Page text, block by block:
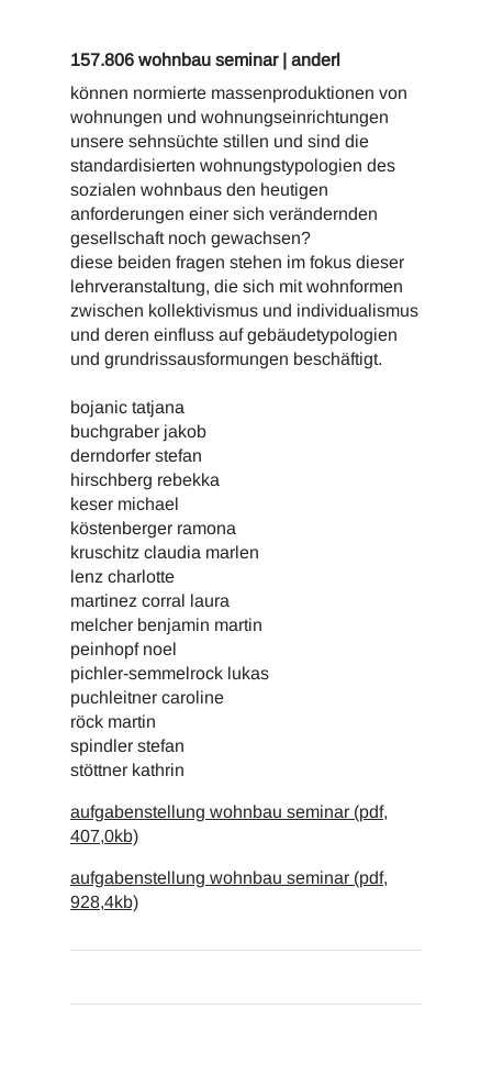
157.806 wohnbau seminar | anderl
können normierte massenproduktionen von
wohnungen und wohnungseinrichtungen
unsere sehnsüchte stillen und sind die
standardisierten wohnungstypologien des
sozialen wohnbaus den heutigen
anforderungen einer sich verändernden
gesellschaft noch gewachsen?
diese beiden fragen stehen im fokus dieser
lehrveranstaltung, die sich mit wohnformen
zwischen kollektivismus und individualismus
und deren einfluss auf gebäudetypologien
und grundrissausformungen beschäftigt.
bojanic tatjana
buchgraber jakob
derndorfer stefan
hirschberg rebekka
keser michael
köstenberger ramona
kruschitz claudia marlen
lenz charlotte
martinez corral laura
melcher benjamin martin
peinhopf noel
pichler-semmelrock lukas
puchleitner caroline
röck martin
spindler stefan
stöttner kathrin
aufgabenstellung wohnbau seminar (pdf,
407,0kb)
aufgabenstellung wohnbau seminar (pdf,
928,4kb)